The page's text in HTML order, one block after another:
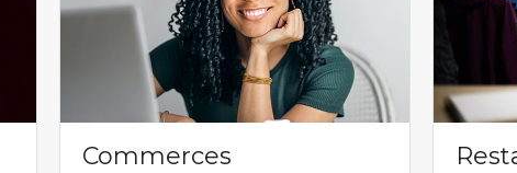
Commerces